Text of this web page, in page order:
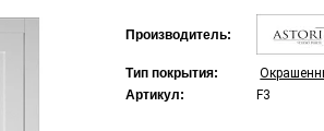
Производитель:
Тип покрытия:
Артикул:
F3